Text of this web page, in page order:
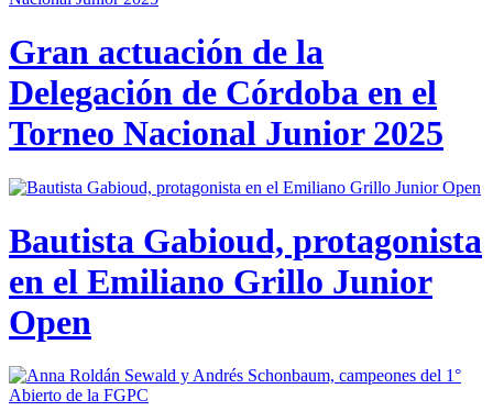
Gran actuación de la
Delegación de Córdoba en el
Torneo Nacional Junior 2025
Bautista Gabioud, protagonista
en el Emiliano Grillo Junior
Open